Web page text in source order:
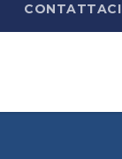
CONTATTACI